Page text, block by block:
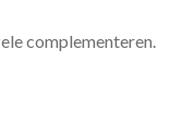
complementeren.